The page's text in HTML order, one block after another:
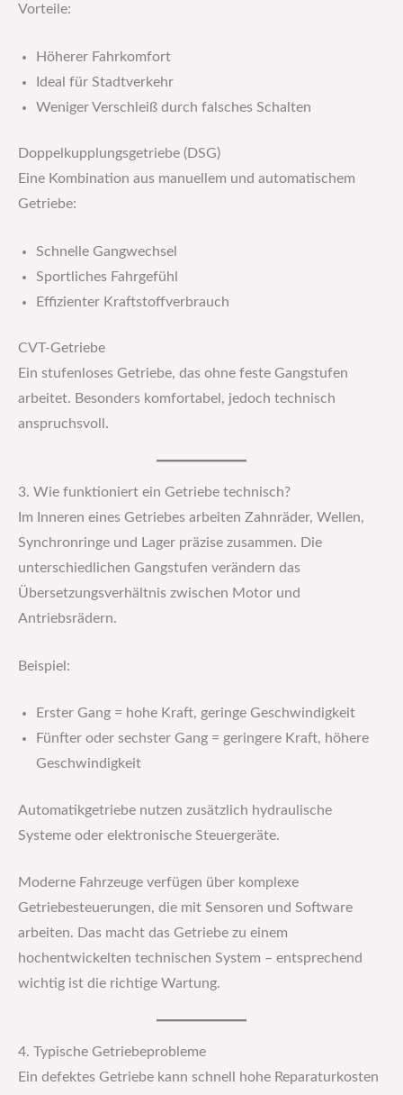
Vorteile:
Höherer Fahrkomfort
Ideal für Stadtverkehr
Weniger Verschleiß durch falsches Schalten
Doppelkupplungsgetriebe (DSG)
Eine Kombination aus manuellem und automatischem
Getriebe:
Schnelle Gangwechsel
Sportliches Fahrgefühl
Effizienter Kraftstoffverbrauch
CVT-Getriebe
Ein stufenloses Getriebe, das ohne feste Gangstufen
arbeitet. Besonders komfortabel, jedoch technisch
anspruchsvoll.
3. Wie funktioniert ein Getriebe technisch?
Im Inneren eines Getriebes arbeiten Zahnräder, Wellen,
Synchronringe und Lager präzise zusammen. Die
unterschiedlichen Gangstufen verändern das
Übersetzungsverhältnis zwischen Motor und
Antriebsrädern.
Beispiel:
Erster Gang = hohe Kraft, geringe Geschwindigkeit
Fünfter oder sechster Gang = geringere Kraft, höhere
Geschwindigkeit
Automatikgetriebe nutzen zusätzlich hydraulische
Systeme oder elektronische Steuergeräte.
Moderne Fahrzeuge verfügen über komplexe
Getriebesteuerungen, die mit Sensoren und Software
arbeiten. Das macht das Getriebe zu einem
hochentwickelten technischen System – entsprechend
wichtig ist die richtige Wartung.
4. Typische Getriebeprobleme
Ein defektes Getriebe kann schnell hohe Reparaturkosten